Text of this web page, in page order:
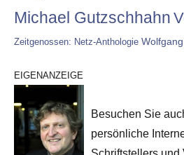
Michael Gutzschhahn
Zeitgenossen: Netz-Anthologie
EIGENANZEIGE
Besuchen Sie
persönliche